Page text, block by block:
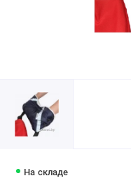
На складе